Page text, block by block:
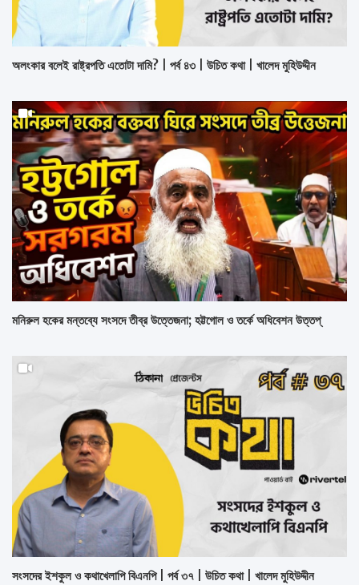
অলংকার বলেই রাষ্ট্রপতি এতোটা দামি? | পর্ব ৪৩ | উচিত কথা | খালেদ মুহিউদ্দীন
মনিরুল হকের মন্তব্যে সংসদে তীব্র উত্তেজনা; হট্টগোল ও তর্কে অধিবেশন উত্তপ্
সংসদের ইশকুল ও কথাখেলাপি বিএনপি | পর্ব ৩৭ | উচিত কথা | খালেদ মুহিউদ্দীন